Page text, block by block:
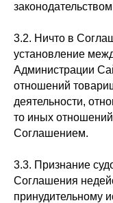
3.2. Ничто в
установление
Администрации
отношений
деятельности,
то иных
Соглашением.
3.3. Признание
Соглашения
принудительному